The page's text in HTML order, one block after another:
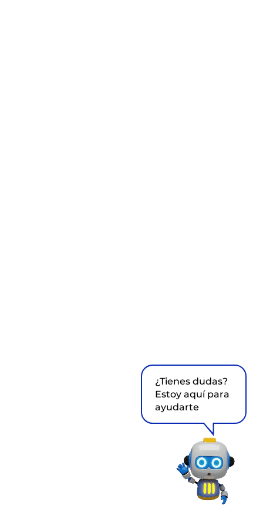
¿Tienes dudas?
Estoy aquí para
ayudarte